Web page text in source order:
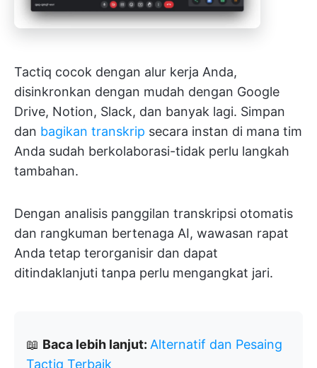
Tactiq cocok dengan alur kerja Anda,
disinkronkan dengan mudah dengan Google
Drive, Notion, Slack, dan banyak lagi. Simpan
dan bagikan transkrip secara instan di mana tim
Anda sudah berkolaborasi-tidak perlu langkah
tambahan.
Dengan analisis panggilan transkripsi otomatis
dan rangkuman bertenaga AI, wawasan rapat
Anda tetap terorganisir dan dapat
ditindaklanjuti tanpa perlu mengangkat jari.
📖 Baca lebih lanjut: Alternatif dan Pesaing
Tactiq Terbaik